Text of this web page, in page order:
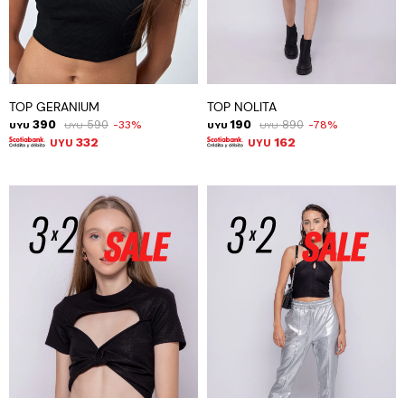
TOP GERANIUM
UYU 390 UYU 590 33
UYU 332
TOP NOLITA
UYU 190 UYU 890 78
UYU 162